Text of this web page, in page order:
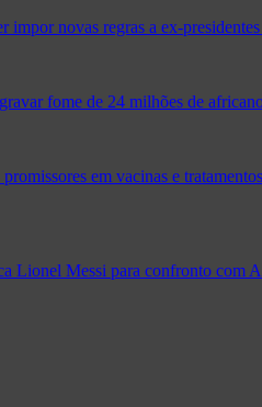
impor novas regras a ex-
fome de 24 milhões de
em vacinas e
Lionel Messi para confronto com